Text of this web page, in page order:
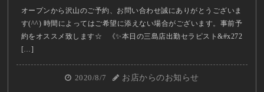
オープンから沢山のご予約、お問い合わせ誠にありがとうございま
す(^^) 時間によってはご希望に添えない場合がございます。事前予
約をオススメ致します☆ 《✨本日の三島店出勤セラピスト&#x272
[…]
2020/8/7 お店からのお知らせ